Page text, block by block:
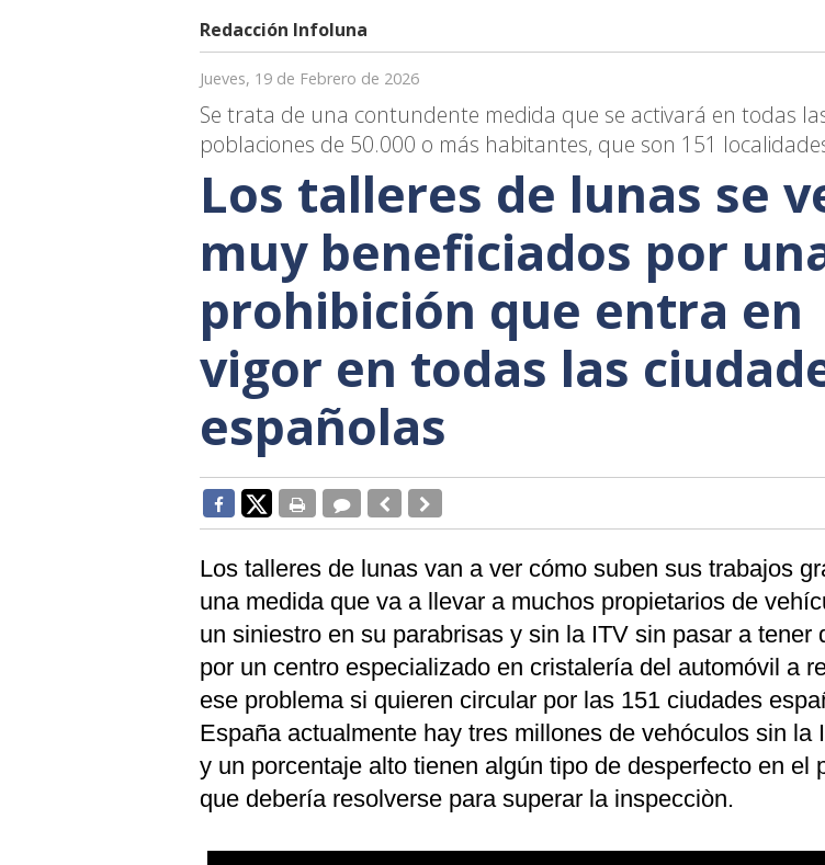
Redacción Infoluna
Jueves, 19 de Febrero de 2026
Se trata de una contundente medida que se activará en todas
poblaciones de 50.000 o más habitantes, que son 151
Los talleres de lunas se
muy beneficiados por
prohibición que entra en
vigor en todas las
españolas
Los talleres de lunas van a ver cómo suben sus trabajos
una medida que va a llevar a muchos propietarios de
un siniestro en su parabrisas y sin la ITV sin pasar a tener
por un centro especializado en cristalería del automóvil a
ese problema si quieren circular por las 151 ciudades
España actualmente hay tres millones de vehóculos sin la
y un porcentaje alto tienen algún tipo de desperfecto en el
que debería resolverse para superar la inspecciòn.